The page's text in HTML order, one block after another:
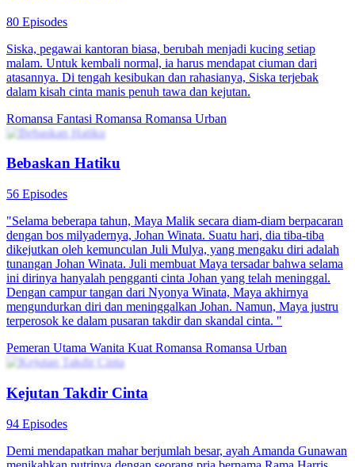
80 Episodes
Siska, pegawai kantoran biasa, berubah menjadi kucing setiap
malam. Untuk kembali normal, ia harus mendapat ciuman dari
atasannya. Di tengah kesibukan dan rahasianya, Siska terjebak
dalam kisah cinta manis penuh tawa dan kejutan.
Romansa Fantasi Romansa Romansa Urban
Bebaskan Hatiku
56 Episodes
"Selama beberapa tahun, Maya Malik secara diam-diam berpacaran
dengan bos milyadernya, Johan Winata. Suatu hari, dia tiba-tiba
dikejutkan oleh kemunculan Juli Mulya, yang mengaku diri adalah
tunangan Johan Winata. Juli membuat Maya tersadar bahwa selama
ini dirinya hanyalah pengganti cinta Johan yang telah meninggal.
Dengan campur tangan dari Nyonya Winata, Maya akhirnya
mengundurkan diri dan meninggalkan Johan. Namun, Maya justru
terperosok ke dalam pusaran takdir dan skandal cinta. "
Pemeran Utama Wanita Kuat Romansa Romansa Urban
Kejutan Takdir Cinta
94 Episodes
Demi mendapatkan mahar berjumlah besar, ayah Amanda Gunawan